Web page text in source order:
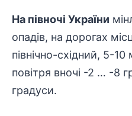
На півночі України
опадів, на дорогах
північно-східний, 5-
повітря вночі -2 … -8
градуси.